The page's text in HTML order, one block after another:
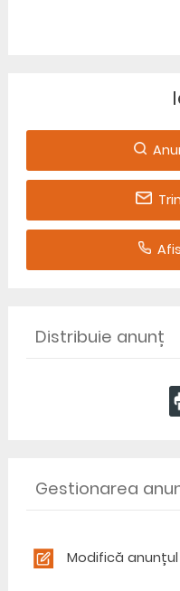
Distribuie anunț
Gestionarea
Modifică anunțul